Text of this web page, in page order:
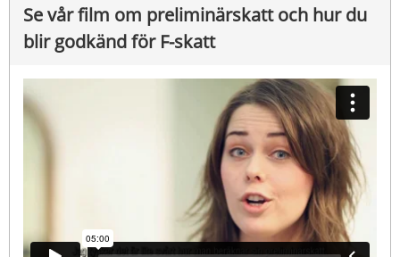
Se vår film om preliminärskatt och hur du
blir godkänd för F-skatt